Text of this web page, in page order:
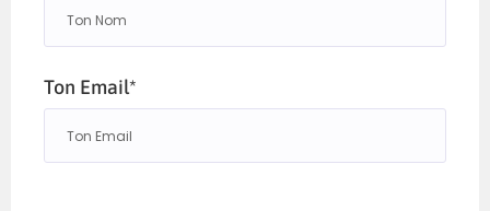
Ton Email*